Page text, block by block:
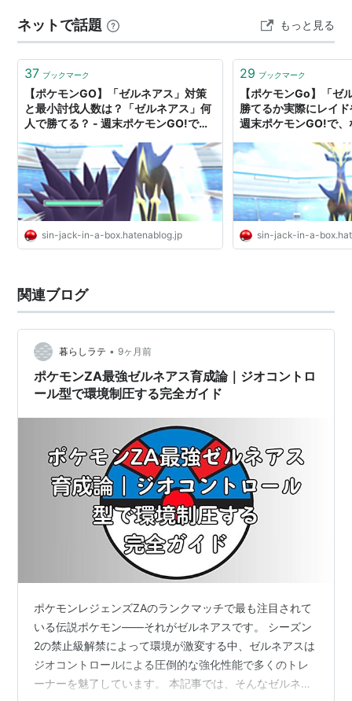
タマゴグループ 未発見
重さ
進化の系譜
色違いのアクティブモード（Active Mode）＆リラック
スモード（Normal Sprite） …
ネットで話題 もっと見る
37 ブックマーク
【ポケモンGO】「ゼルネアス」対策
と最小討伐人数は？「ゼルネアス」何
人で勝てる？ - 週末ポケモンGO!で、
sin-jack-in-a-box.hatenablog.jp
29 ブックマーク
【ポケモンGo】「ゼ
勝てるか実際にレイ
週末ポケモンGO!で
sin-jack-in-a-
関連ブログ
暮らしラテ • 9ヶ月前
ポケモンZA最強ゼルネアス育成論｜ジオコントロ
ール型で環境制圧する完全ガイド
ポケモンレジェンズZAのランクマッチで最も注目されて
いる伝説ポケモン――それがゼルネアスです。 シーズン
2の禁止級解禁によって環境が激変する中、ゼルネアスは
ジオコントロールによる圧倒的な強化性能で多くのトレ
ーナーを魅了しています。 本記事では、そんなゼルネア